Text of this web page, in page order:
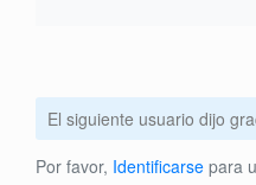
El siguiente usuario dijo
Por favor, Identificarse para